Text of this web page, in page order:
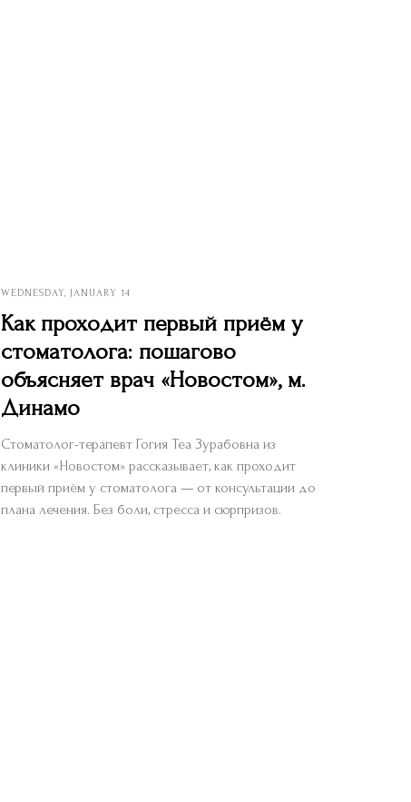
WEDNESDAY, JANUARY 14
Как проходит первый приём у
стоматолога: пошагово
объясняет врач «Новостом», м.
Динамо
Стоматолог-терапевт Гогия Теа Зурабовна из
клиники «Новостом» рассказывает, как проходит
первый приём у стоматолога — от консультации до
плана лечения. Без боли, стресса и сюрпризов.